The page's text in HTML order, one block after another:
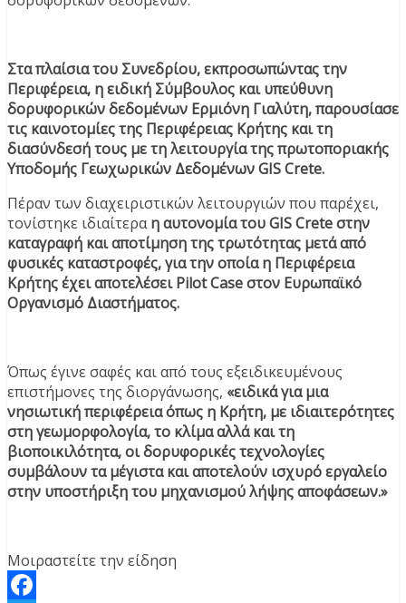
Στα πλαίσια του Συνεδρίου, εκπροσωπώντας την
Περιφέρεια, η ειδική Σύμβουλος και υπεύθυνη
δορυφορικών δεδομένων Ερμιόνη Γιαλύτη, παρουσίασε
τις καινοτομίες της Περιφέρειας Κρήτης και τη
διασύνδεσή τους με τη λειτουργία της πρωτοποριακής
Υποδομής Γεωχωρικών Δεδομένων GIS Crete.
Πέραν των διαχειριστικών λειτουργιών που παρέχει,
τονίστηκε ιδιαίτεραη αυτονομία του GIS Crete στην
καταγραφή και αποτίμηση της τρωτότητας μετά από
φυσικές καταστροφές, για την οποία η Περιφέρεια
Κρήτης έχει αποτελέσει Pilot Case στον Ευρωπαϊκό
Οργανισμό Διαστήματος.
Όπως έγινε σαφές και από τους εξειδικευμένους
επιστήμονες της διοργάνωσης, «ειδικά για μια
νησιωτική περιφέρεια όπως η Κρήτη, με ιδιαιτερότητες
στη γεωμορφολογία, το κλίμα αλλά και τη
βιοποικιλότητα, οι δορυφορικές τεχνολογίες
συμβάλουν τα μέγιστα και αποτελούν ισχυρό εργαλείο
στην υποστήριξη του μηχανισμού λήψης αποφάσεων.»
Μοιραστείτε την είδηση